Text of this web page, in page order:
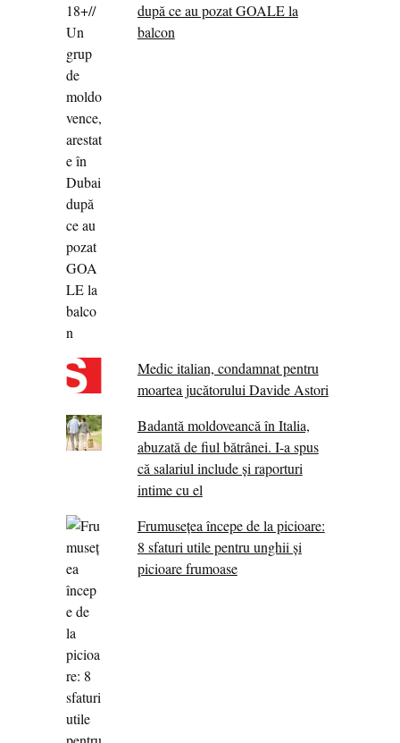
după ce au pozat GOALE la
balcon
Medic italian, condamnat pentru
moartea jucătorului Davide Astori
Badantă moldoveancă în Italia,
abuzată de fiul bătrânei. I-a spus
că salariul include și raporturi
intime cu el
Frumusețea începe de la picioare:
8 sfaturi utile pentru unghii și
picioare frumoase